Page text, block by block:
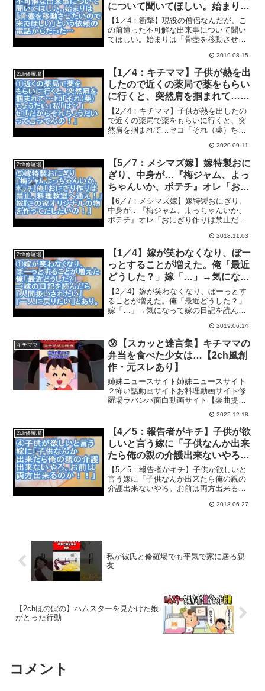
について聞いてほしい。始まりは
「骨壺を移動させたいので来てほ
しい」という依頼の電話からだっ
た…【ママ達の修羅場】
【1／4：衝撃】現役の僧侶なんだが、こ
の前遭った不可解な出来事について聞い
てほしい。始まりは「骨壺を移動させた
らだった…【ママ達の修羅場】2ちゃんね
るに投稿された子供にまつわる修羅場体
験を動画にまとめます...
2019.08.15
2ch修羅場
【1／4：キチママ】子供が熱を出
したので近くの薬局で薬をもらい
に行くと、突然肩を掴まれて…セ
コ「それ（薬）ちょうだい」私
「は？」セコ「だからそれちょう
だいって言ってんの！」【ママ達
【2／4：キチママ】子供が熱を出したの
で近くの薬局で薬をもらいに行くと、突
然肩を掴まれて…セコ「それ（薬）ちょ
ょうだいって言ってんの！」【ママ達の
修羅場】2ちゃんねるに投稿された子供に
まつわる修羅場体験を...
2020.09.11
2ch修羅場
【5／7：メシマズ嫁】嫁特製おに
ぎり、中身が…『梅ジャム、よっ
ちゃんいか、ポテチ』オレ「おに
ぎり作りは禁止だ、料理教室へ通
え！」嫁『この家オリジナルの物
を作ってだしたいの！』→【ママ
【6／7：メシマズ嫁】嫁特製おにぎり、
中身が…『梅ジャム、よっちゃんいか、
ポテチ』オレ「おにぎり作りは禁止だ、
ルの物を作ってだしたいの！』→【ママ
達の修羅場】2ちゃんねるに投稿された子
供にまつわる修羅場体...
2018.11.03
2ch修羅場
【1／4】嫁が笑わなくなり、ぼー
っとすることが増えた。俺「最近
どうした？」嫁「…」→気になっ
て嫁の日記を読んだら『人間扱い
されたい』『一人に戻りたい』と
書いてあった…。【ママ達の修羅
【2／4】嫁が笑わなくなり、ぼーっとす
ることが増えた。俺「最近どうした？」
嫁「…」→気になって嫁の日記を読んだ
い』と書いてあった…。【ママ達の修羅
場】2ちゃんねるに投稿された子供にまつ
わる修羅場体験を動画...
2019.06.14
キチママ
😰【スカッと迷言集】キチママの
弁当を食べた少女は…【2ch風創
作・元スレあり】
姉妹ニュースサイト姉妹ニュースサイト
２怖い話動画サイトお料理動画サイト修
羅場ラバンバ面白動画サイト【楽曲提供:
株式会社 光サプライズ 】VOICEVOX:青
山龍星・四国めたん・春日部つむぎ・ず
んだもん・剣崎雌雄・白上虎太郎・後鬼
2025.12.18
2ch修羅場
【4／5：報告者がキチ】子供が欲
しいと言う嫁に「子供なんか出来
たら俺の親の介護出来ないやろ。
お前は両方出来るのか！！」【マ
マ達の修羅場】
【5／5：報告者がキチ】子供が欲しいと
言う嫁に「子供なんか出来たら俺の親の
介護出来ないやろ。お前は両方出来るの
に投稿された子供にまつわる修羅場体験
2018.06.27
私が彼氏と修羅場でも平気で家に居る親
友
【2chほのぼの】ハムスターを見かけた娘
がとった行動
コメント